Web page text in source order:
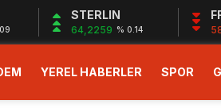
STERLIN
64,2259 % 0.14
YEREL HABERLER SPOR